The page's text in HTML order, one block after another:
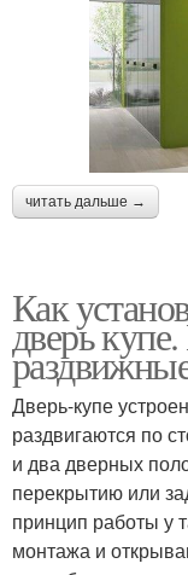
читать дальше →
Как
дверь
Дверь-купе
раздвигаются по
и два дверных
перекрытию или
принцип работы у
монтажа и